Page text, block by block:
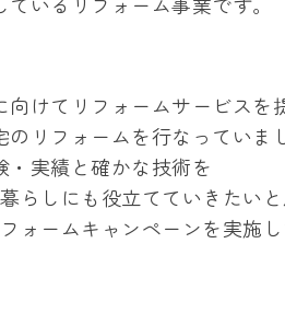
けてリフォームサービスを
リフォームを行なっていま
・実績と確かな技術を
らしにも役立てていきたいと
ォームキャンペーンを実施し